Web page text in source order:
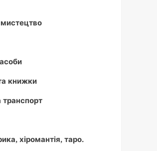
книжки
транспорт
хіромантія, таро.